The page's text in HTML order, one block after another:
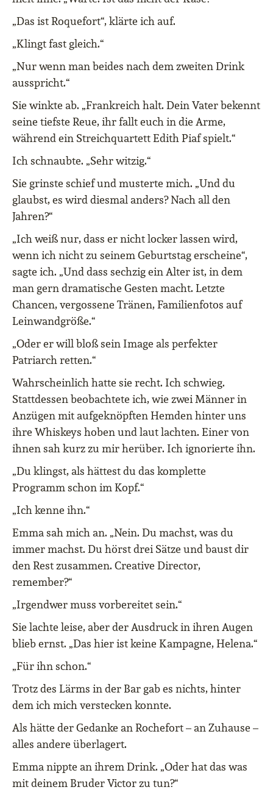
„Das ist Roquefort“, klärte ich auf.
„Klingt fast gleich.“
„Nur wenn man beides nach dem zweiten Drink
ausspricht.“
Sie winkte ab. „Frankreich halt. Dein Vater bekennt
seine tiefste Reue, ihr fallt euch in die Arme,
während ein Streichquartett Edith Piaf spielt.“
Ich schnaubte. „Sehr witzig.“
Sie grinste schief und musterte mich. „Und du
glaubst, es wird diesmal anders? Nach all den
Jahren?“
„Ich weiß nur, dass er nicht locker lassen wird,
wenn ich nicht zu seinem Geburtstag erscheine“,
sagte ich. „Und dass sechzig ein Alter ist, in dem
man gern dramatische Gesten macht. Letzte
Chancen, vergossene Tränen, Familienfotos auf
Leinwandgröße.“
„Oder er will bloß sein Image als perfekter
Patriarch retten.“
Wahrscheinlich hatte sie recht. Ich schwieg.
Stattdessen beobachtete ich, wie zwei Männer in
Anzügen mit aufgeknöpften Hemden hinter uns
ihre Whiskeys hoben und laut lachten. Einer von
ihnen sah kurz zu mir herüber. Ich ignorierte ihn.
„Du klingst, als hättest du das komplette
Programm schon im Kopf.“
„Ich kenne ihn.“
Emma sah mich an. „Nein. Du machst, was du
immer machst. Du hörst drei Sätze und baust dir
den Rest zusammen. Creative Director,
remember?“
„Irgendwer muss vorbereitet sein.“
Sie lachte leise, aber der Ausdruck in ihren Augen
blieb ernst. „Das hier ist keine Kampagne, Helena.“
„Für ihn schon.“
Trotz des Lärms in der Bar gab es nichts, hinter
dem ich mich verstecken konnte.
Als hätte der Gedanke an Rochefort – an Zuhause –
alles andere überlagert.
Emma nippte an ihrem Drink. „Oder hat das was
mit deinem Bruder Victor zu tun?“